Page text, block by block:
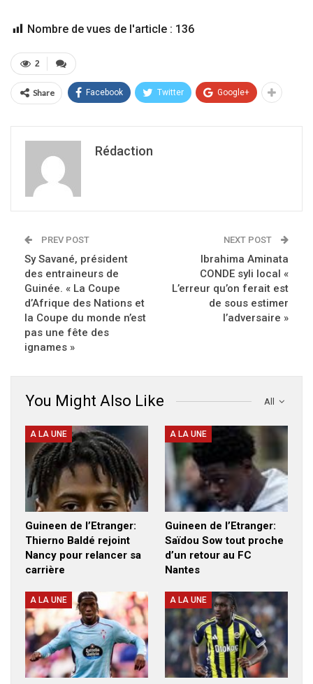
Nombre de vues de l'article : 136
2
Share Facebook Twitter Google+
Rédaction
PREV POST
Sy Savané, président
des entraineurs de
Guinée. « La Coupe
d’Afrique des Nations et
la Coupe du monde n’est
pas une fête des
ignames »
NEXT POST
Ibrahima Aminata
CONDE syli local «
L’erreur qu’on ferait est
de sous estimer
l’adversaire »
All
You Might Also Like
A LA UNE
Guineen de l’Etranger:
Thierno Baldé rejoint
Nancy pour relancer sa
carrière
A LA UNE
Guineen de l’Etranger:
Saïdou Sow tout proche
d’un retour au FC
Nantes
A LA UNE A LA UNE